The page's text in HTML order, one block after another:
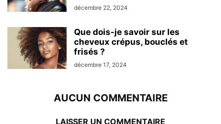
décembre 22, 2024
Que dois-je savoir sur les
cheveux crépus, bouclés et
frisés ?
décembre 17, 2024
AUCUN COMMENTAIRE
LAISSER UN COMMENTAIRE